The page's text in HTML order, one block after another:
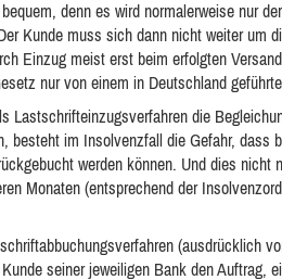
denn es wird normalerweise nur
Kunde muss sich dann nicht weiter um
Einzug meist erst beim erfolgten
nur von einem in Deutschland
Lastschrifteinzugsverfahren die
besteht im Insolvenzfall die Gefahr, dass
werden können. Und dies nicht
Monaten (entsprechend der
(ausdrücklich
seiner jeweiligen Bank den Auftrag,